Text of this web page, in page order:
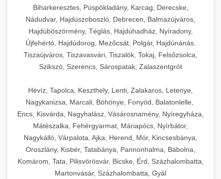
Biharkeresztes, Püspökladány, Karcag, Derecske,
Nádudvar, Hajdúszoboszló, Debrecen, Balmazújváros,
Hajdúböszörmény, Téglás, Hajdúhadház, Nyíradony,
Újfehértó, Hajdúdorog, Mezőcsát, Polgár, Hajdúnánás,
Tiszaújváros, Tiszavasvári, Tiszalök, Tokaj, Felsőzsolca,
Szikszó, Szerencs, Sárospatak, Zalaszentgrót
Hévíz, Tapolca, Keszthely, Lenti, Zalakaros, Letenye,
Nagykanizsa, Marcali, Böhönye, Fonyód, Balatonlelle,
Encs, Kisvárda, Nagyhalász, Vásárosnamény, Nyíregyháza,
Mátészalka, Fehérgyarmat, Máriapócs, Nyírbátor,
Nagykálló, Várpalota, Ajka, Herend, Mór, Kincsesbánya,
Oroszlány, Kisbér, Tatabánya, Pannonhalma, Bábolna,
Komárom, Tata, Pilisvörösvár, Bicske, Érd, Százhalombatta,
Martonvásár, Százhalombatta, Gyál